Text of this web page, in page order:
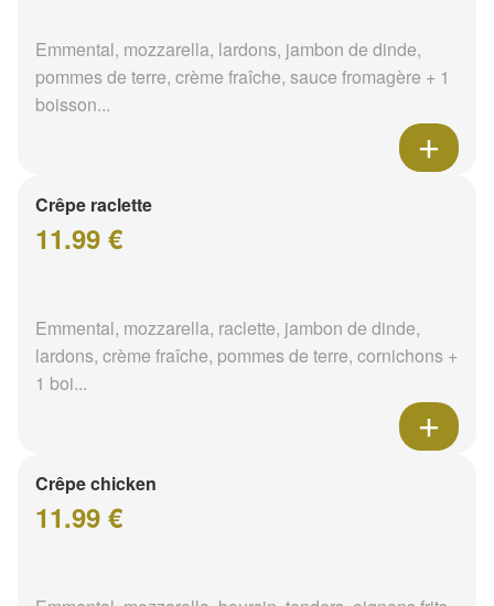
Emmental, mozzarella, lardons, jambon de dinde,
pommes de terre, crème fraîche, sauce fromagère + 1
boisson...
Crêpe raclette
11.99 €
Emmental, mozzarella, raclette, jambon de dinde,
lardons, crème fraîche, pommes de terre, cornichons +
1 boi...
Crêpe chicken
11.99 €